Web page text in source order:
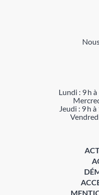
Lundi : 9 h
Jeudi : 9 h